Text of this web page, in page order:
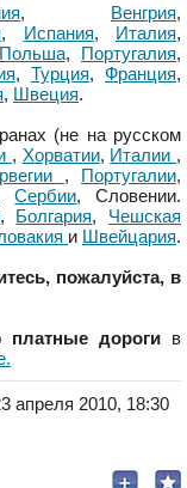
, Венгрия,
, Испания, Италия,
Польша, Португалия,
, Турция,Франция,
, Швеция.
(не на русском
, Хорватии, Италии ,
, Португалии,
Сербии, Словении.
, Болгария, Чешская
и Швейцария.
пожалуйста, в
платные дорогив
апреля 2010, 18:30